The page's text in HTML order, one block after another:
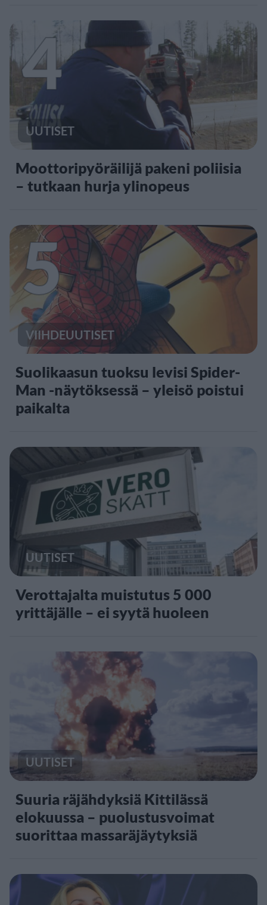
4
UUTISET
Moottoripyöräilijä pakeni poliisia
– tutkaan hurja ylinopeus
5
VIIHDEUUTISET
Suolikaasun tuoksu levisi Spider-
Man -näytöksessä – yleisö poistui
paikalta
UUTISET
Verottajalta muistutus 5 000
yrittäjälle – ei syytä huoleen
UUTISET
Suuria räjähdyksiä Kittilässä
elokuussa – puolustusvoimat
suorittaa massaräjäytyksiä